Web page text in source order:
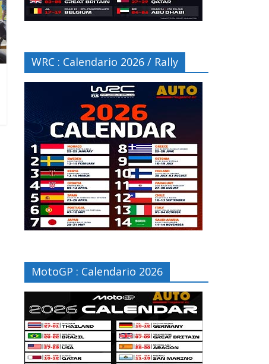
WRC : Calendario 2026 / Rally
MotoGP : Calendario 2026